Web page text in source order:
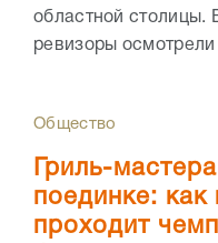
областной столицы.
ревизоры
Общество
Гриль-
поединке: как
проходит